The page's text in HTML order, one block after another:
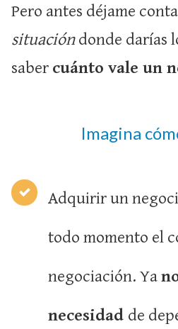
Pero antes déjame
situacióndonde darías
saber cuánto vale un
Imagina
Adquirir un
todo momento el
negociación. Ya
necesidad de